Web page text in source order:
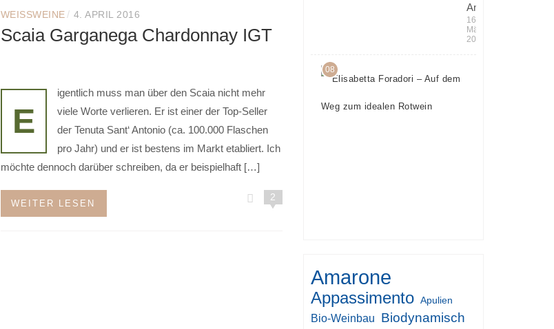
WEISSWEINE / 4. APRIL 2016
Scaia Garganega Chardonnay IGT
E
igentlich muss man über den Scaia nicht mehr
viele Worte verlieren. Er ist einer der Top-Seller
der Tenuta Sant‘ Antonio (ca. 100.000 Flaschen
pro Jahr) und er ist bestens im Markt etabliert. Ich
möchte dennoch darüber schreiben, da er beispielhaft […]
WEITER LESEN
2
Antonio
16.
März
2016
08
Amarone
Appassimento Apulien
Bio-Weinbau Biodynamisch